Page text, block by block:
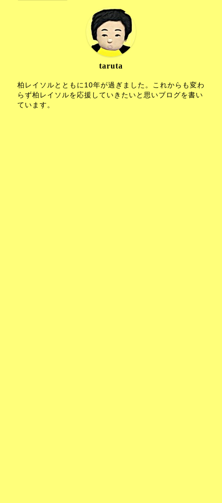
taruta
柏レイソルとともに10年が過ぎました。これからも変わ
らず柏レイソルを応援していきたいと思いブログを書い
ています。